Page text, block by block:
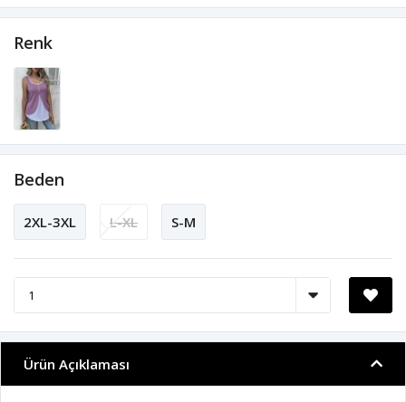
Renk
Beden
2XL-3XL L-XL S-M
Ürün Açıklaması